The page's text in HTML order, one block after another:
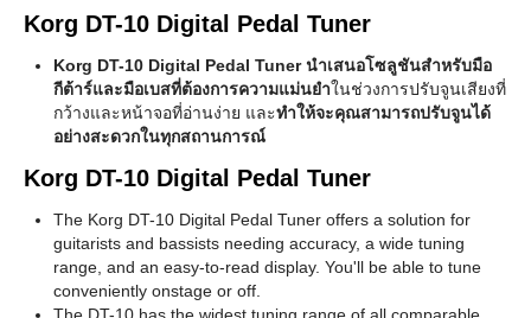
Korg DT-10 Digital Pedal Tuner
Korg DT-10 Digital Pedal Tuner นำเสนอโซลูชันสำหรับมือ
กีต้าร์และมือเบสที่ต้องการความแม่นยำในช่วงการปรับจูนเสียงที่
กว้างและหน้าจอที่อ่านง่าย และทำให้จะคุณสามารถปรับจูนได้
อย่างสะดวกในทุกสถานการณ์
Korg DT-10 Digital Pedal Tuner
The Korg DT-10 Digital Pedal Tuner offers a solution for
guitarists and bassists needing accuracy, a wide tuning
range, and an easy-to-read display. You'll be able to tune
conveniently onstage or off.
The DT-10 has the widest tuning range of all comparable